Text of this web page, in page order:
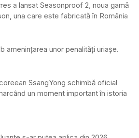
a lansat Seasonproof 2, noua gamă
una care este fabricată în România
amenințarea unor penalități uriașe.
SsangYong schimbă oficial
un moment important în istoria